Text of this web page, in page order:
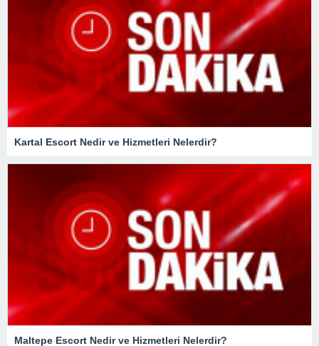
Kartal Escort Nedir ve Hizmetleri Nelerdir?
Maltepe Escort Nedir ve Hizmetleri Nelerdir?